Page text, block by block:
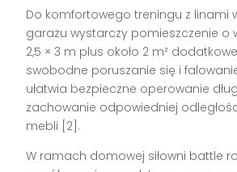
Do komfortowego treningu z linami
garażu wystarczy pomieszczenie o
2,5 × 3 m plus około 2 m²
swobodne poruszanie się i
ułatwia bezpieczne operowanie
zachowanie odpowiedniej
mebli [2].
W ramach domowej siłowni battle